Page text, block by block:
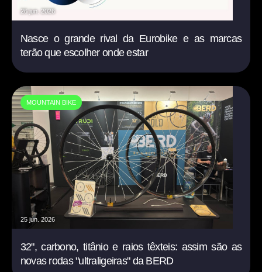
26 jun. 2026
Nasce o grande rival da Eurobike e as marcas
terão que escolher onde estar
MOUNTAIN BIKE
25 jun. 2026
32", carbono, titânio e raios têxteis: assim são as
novas rodas "ultraligeiras" da BERD